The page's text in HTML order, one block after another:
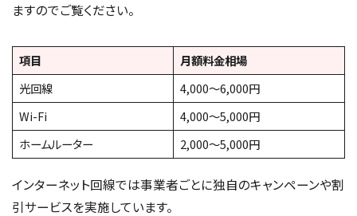
ますのでご覧ください。
項目
月額料金相場
光回線
4,000～6,000円
Wi-Fi
4,000～5,000円
ホームルーター
2,000～5,000円
インターネット回線では事業者ごとに独自のキャンペーンや割
引サービスを実施しています。